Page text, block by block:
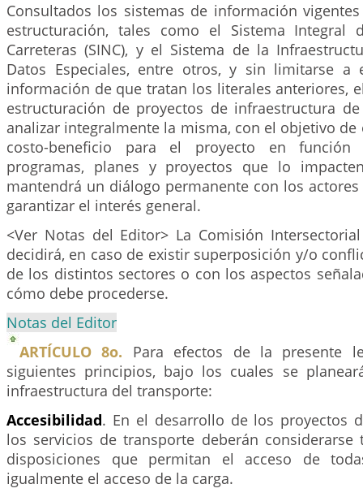
Consultados los sistemas de información
estructuración, tales como el Sistema Integral
Carreteras (SINC), y el Sistema de la
Datos Especiales, entre otros, y sin limitarse a
información de que tratan los literales anteriores,
estructuración de proyectos de infraestructura
analizar integralmente la misma, con el objetivo
costo-beneficio para el proyecto en función
programas, planes y proyectos que lo
mantendrá un diálogo permanente con los
garantizar el interés general.
<Ver Notas del Editor> La Comisión
decidirá, en caso de existir superposición y/o
de los distintos sectores o con los aspectos
cómo debe procederse.
Notas del Editor
ARTÍCULO 8o. Para efectos de la presente
siguientes principios, bajo los cuales se
infraestructura del transporte:
Accesibilidad. En el desarrollo de los proyectos
los servicios de transporte deberán considerarse
disposiciones que permitan el acceso de
igualmente el acceso de la carga.